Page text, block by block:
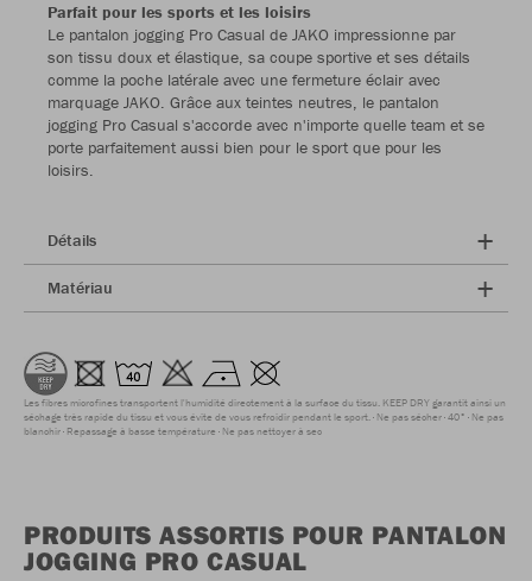
Parfait pour les sports et les loisirs
Le pantalon jogging Pro Casual de JAKO impressionne par
son tissu doux et élastique, sa coupe sportive et ses détails
comme la poche latérale avec une fermeture éclair avec
marquage JAKO. Grâce aux teintes neutres, le pantalon
jogging Pro Casual s'accorde avec n'importe quelle team et se
porte parfaitement aussi bien pour le sport que pour les
loisirs.
Détails
Matériau
Les fibres microfines transportent l'humidité directement à la surface du tissu. KEEP DRY garantit ainsi un
séchage très rapide du tissu et vous évite de vous refroidir pendant le sport. Ne pas sécher 40° Ne pas
blanchir Repassage à basse température Ne pas nettoyer à sec
PRODUITS ASSORTIS POUR PANTALON
JOGGING PRO CASUAL